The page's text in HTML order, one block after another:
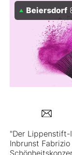
BO-
Experten
Mein B:O
Folgen Sie uns
Beiersdorf
"Der Lippenstift-
Inbrunst